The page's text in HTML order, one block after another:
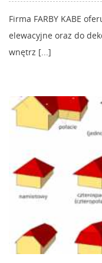
Firma FARBY KABE
elewacyjne oraz do
wnętrz [...]